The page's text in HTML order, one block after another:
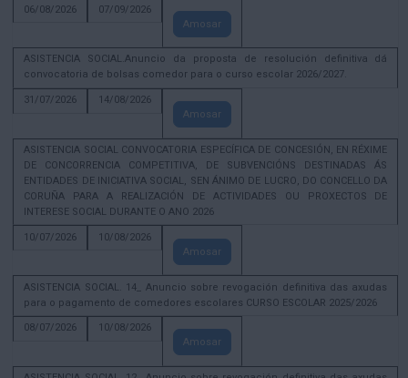
06/08/2026
07/09/2026
Amosar
ASISTENCIA SOCIAL.Anuncio da proposta de resolución definitiva dá
convocatoria de bolsas comedor para o curso escolar 2026/2027.
31/07/2026
14/08/2026
Amosar
ASISTENCIA SOCIAL CONVOCATORIA ESPECÍFICA DE CONCESIÓN, EN RÉXIME
DE CONCORRENCIA COMPETITIVA, DE SUBVENCIÓNS DESTINADAS ÁS
ENTIDADES DE INICIATIVA SOCIAL, SEN ÁNIMO DE LUCRO, DO CONCELLO DA
CORUÑA PARA A REALIZACIÓN DE ACTIVIDADES OU PROXECTOS DE
INTERESE SOCIAL DURANTE O ANO 2026
10/07/2026
10/08/2026
Amosar
ASISTENCIA SOCIAL. 14_ Anuncio sobre revogación definitiva das axudas
para o pagamento de comedores escolares CURSO ESCOLAR 2025/2026
08/07/2026
10/08/2026
Amosar